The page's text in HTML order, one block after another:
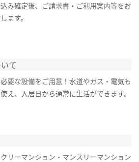
み確定後、ご請求書・ご利用案内等をお
ます。
て
要な設備をご用意！水道やガス・電気も
え、入居日から通常に生活ができます。
リーマンション・マンスリーマンション